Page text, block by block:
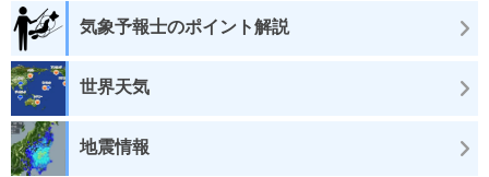
気象予報士のポイント解説
世界天気
地震情報